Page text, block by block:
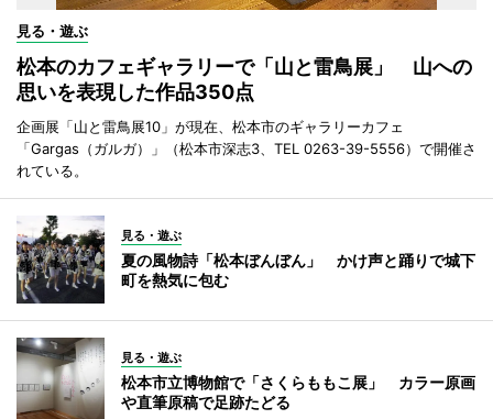
見る・遊ぶ
松本のカフェギャラリーで「山と雷鳥展」 山への
思いを表現した作品350点
企画展「山と雷鳥展10」が現在、松本市のギャラリーカフェ
「Gargas（ガルガ）」（松本市深志3、TEL 0263-39-5556）で開催さ
れている。
見る・遊ぶ
夏の風物詩「松本ぼんぼん」 かけ声と踊りで城下
町を熱気に包む
見る・遊ぶ
松本市立博物館で「さくらももこ展」 カラー原画
や直筆原稿で足跡たどる